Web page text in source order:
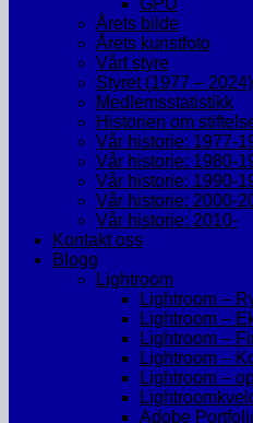
GPU
Årets bilde
Årets kunstfoto
Vårt styre
Styret (1977 – 2024)
Medlemsstatistikk
Historien om
Vår historie: 1977-
Vår historie: 1980-
Vår historie: 1990-
Vår historie: 2000-
Vår historie: 2010-
Kontakt oss
Blogg
Lightroom
Lightroom –
Lightroom –
Lightroom –
Lightroom –
Lightroom –
Adobe